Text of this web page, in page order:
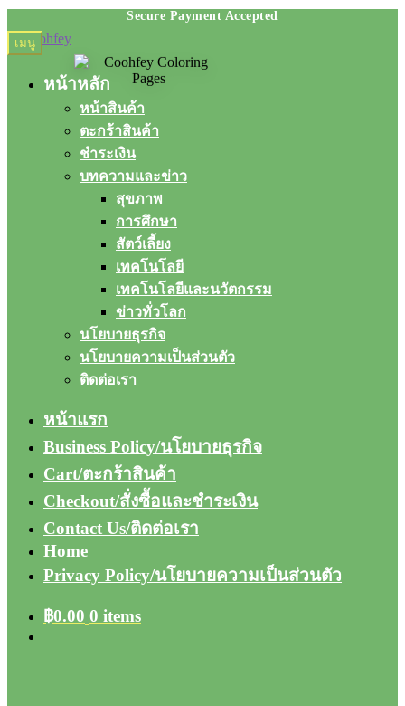
Skip
to
Skip
to
เมนู
หน้าหลัก
หน้าสินค้า
ตะกร้าสินค้า
ชำระเงิน
บทความและข่าว
สุขภาพ
การศึกษา
สัตว์เลี้ยง
เทคโนโลยี
เทคโนโลยีและนวัตกรรม
ข่าวทั่วโลก
นโยบายธุรกิจ
นโยบายความเป็นส่วนตัว
ติดต่อเรา
หน้าแรก
Business Policy/นโยบายธุรกิจ
Cart/ตะกร้าสินค้า
Checkout/สั่งซื้อและชำระเงิน
Contact Us/ติดต่อเรา
Home
Privacy Policy/นโยบายความเป็นส่วนตัว
฿0.00 0 items